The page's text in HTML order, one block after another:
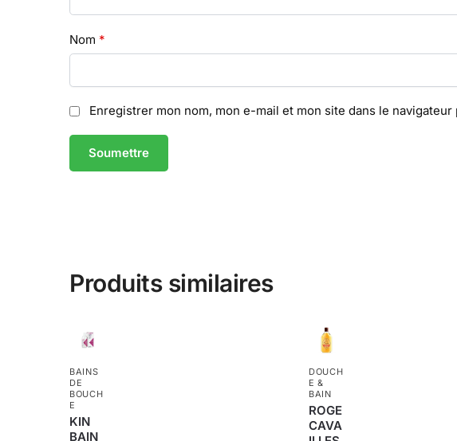
Nom *
Enregistrer mon nom, mon e-mail et mon site dans le
Produits similaires
BAINS
DE
BOUCH
E
KIN
BAIN
DOUCH
E &
BAIN
ROGE
CAVA